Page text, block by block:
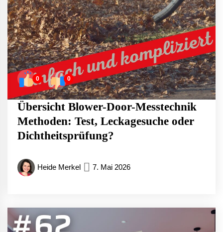
0 0
Übersicht Blower-Door-Messtechnik
Methoden: Test, Leckagesuche oder
Dichtheitsprüfung?
Heide Merkel 7. Mai 2026